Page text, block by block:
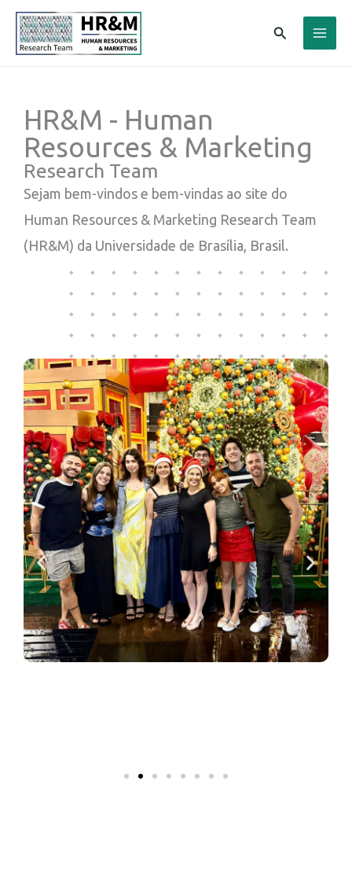
para
Pesquisar
HR&M - Human
Resources & Marketing
Research Team
Sejam bem-vindos e bem-vindas ao site do
Human Resources & Marketing Research Team
(HR&M) da Universidade de Brasília, Brasil.